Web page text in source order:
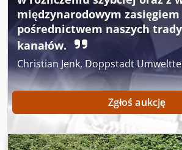
użytkowania - Oględziny możliwe w
wcześniejszym uzgodnieniu Cena 4 900
Einbeck | Dostawa na zapytanie
międzynarodowym zasięgiem
pośrednictwem naszych
kanałów.
Christian Jenk, Doppstadt
Zgłoś aukcję